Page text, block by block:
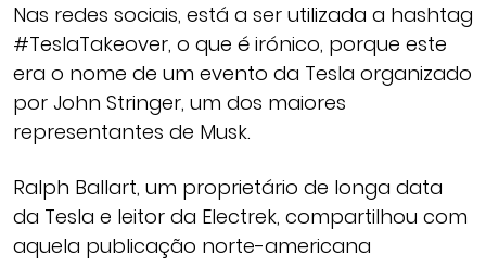
Nas redes sociais, está a ser utilizada a hashtag
#TeslaTakeover, o que é irónico, porque este
era o nome de um evento da Tesla organizado
por John Stringer, um dos maiores
representantes de Musk.
Ralph Ballart, um proprietário de longa data
da Tesla e leitor da Electrek, compartilhou com
aquela publicação norte-americana